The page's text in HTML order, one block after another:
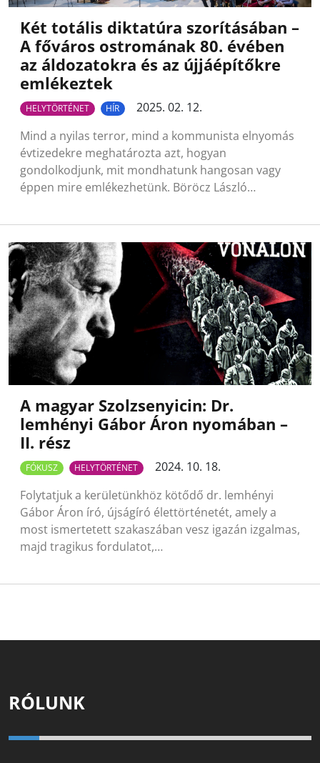
Két totális diktatúra szorításában –
A főváros ostromának 80. évében
az áldozatokra és az újjáépítőkre
emlékeztek
HELYTÖRTÉNET HÍR
2025. 02. 12.
Mind a nyilas terror, mind a kommunista elnyomás
évtizedekre meghatározta azt, hogyan
gondolkodjunk, mit mondhatunk hangosan vagy
éppen mire emlékezhetünk. Böröcz László…
A magyar Szolzsenyicin: Dr.
lemhényi Gábor Áron nyomában –
II. rész
FÓKUSZ HELYTÖRTÉNET
2024. 10. 18.
Folytatjuk a kerületünkhöz kötődő dr. lemhényi
Gábor Áron író, újságíró élettörténetét, amely a
most ismertetett szakaszában vesz igazán izgalmas,
majd tragikus fordulatot,…
RÓLUNK